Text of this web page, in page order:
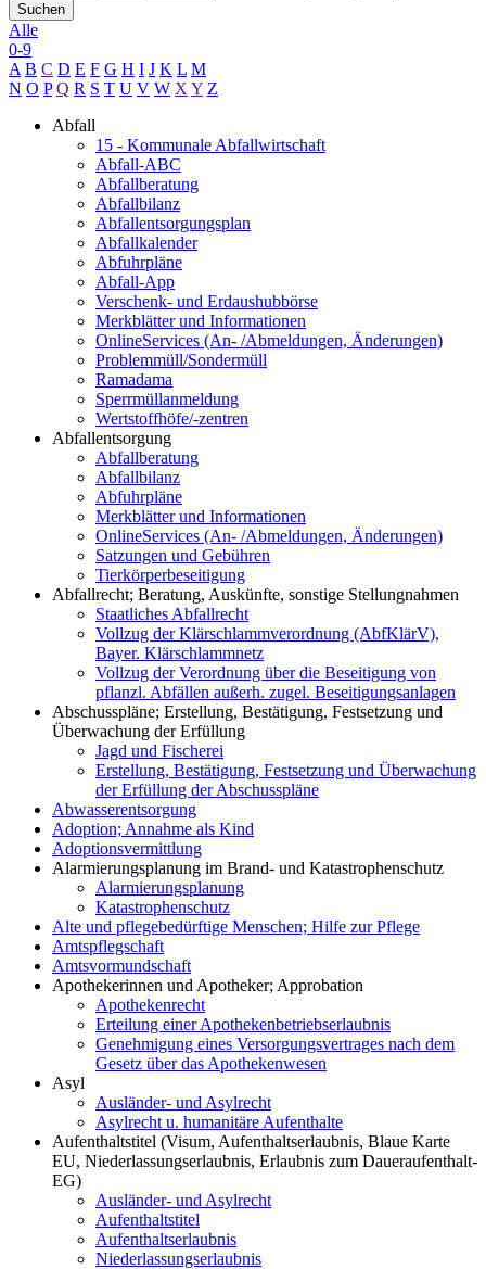
Suchen
Alle
0-9
A B C D E F G H I J K L M
N O P Q R S T U V W XY Z
Abfall
15 - Kommunale Abfallwirtschaft
Abfall-ABC
Abfallberatung
Abfallbilanz
Abfallentsorgungsplan
Abfallkalender
Abfuhrpläne
Abfall-App
Verschenk- und Erdaushubbörse
Merkblätter und Informationen
OnlineServices (An- /Abmeldungen, Änderungen)
Problemmüll/Sondermüll
Ramadama
Sperrmüllanmeldung
Wertstoffhöfe/-zentren
Abfallentsorgung
Abfallberatung
Abfallbilanz
Abfuhrpläne
Merkblätter und Informationen
OnlineServices (An- /Abmeldungen, Änderungen)
Satzungen und Gebühren
Tierkörperbeseitigung
Abfallrecht; Beratung, Auskünfte, sonstige Stellungnahmen
Staatliches Abfallrecht
Vollzug der Klärschlammverordnung (AbfKlärV),
Bayer. Klärschlammnetz
Vollzug der Verordnung über die Beseitigung von
pflanzl. Abfällen außerh. zugel. Beseitigungsanlagen
Abschusspläne; Erstellung, Bestätigung, Festsetzung und
Überwachung der Erfüllung
Jagd und Fischerei
Erstellung, Bestätigung, Festsetzung und Überwachung
der Erfüllung der Abschusspläne
Abwasserentsorgung
Adoption; Annahme als Kind
Adoptionsvermittlung
Alarmierungsplanung im Brand- und Katastrophenschutz
Alarmierungsplanung
Katastrophenschutz
Alte und pflegebedürftige Menschen; Hilfe zur Pflege
Amtspflegschaft
Amtsvormundschaft
Apothekerinnen und Apotheker; Approbation
Apothekenrecht
Erteilung einer Apothekenbetriebserlaubnis
Genehmigung eines Versorgungsvertrages nach dem
Gesetz über das Apothekenwesen
Asyl
Ausländer- und Asylrecht
Asylrecht u. humanitäre Aufenthalte
Aufenthaltstitel (Visum, Aufenthaltserlaubnis, Blaue Karte
EU, Niederlassungserlaubnis, Erlaubnis zum Daueraufenthalt-
EG)
Ausländer- und Asylrecht
Aufenthaltstitel
Aufenthaltserlaubnis
Niederlassungserlaubnis